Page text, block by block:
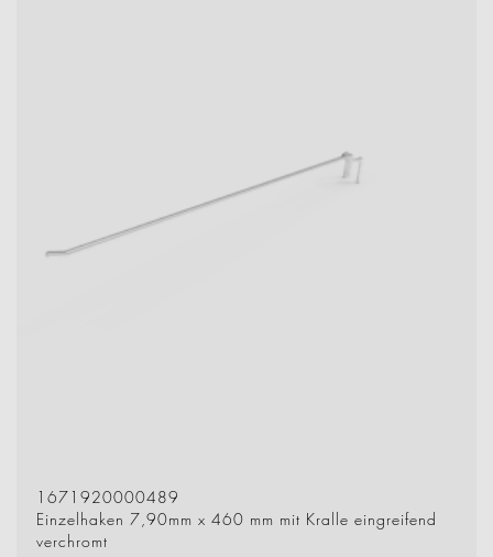
1671920000489
Einzelhaken 7,90mm x 460 mm mit Kralle eingreifend
verchromt